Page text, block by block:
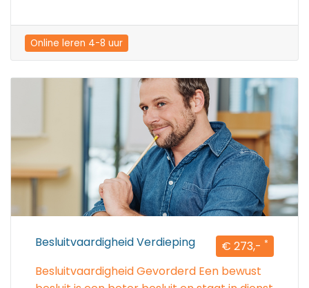
Online leren 4-8 uur
Besluitvaardigheid Verdieping € 273,- *
Besluitvaardigheid Gevorderd Een bewust